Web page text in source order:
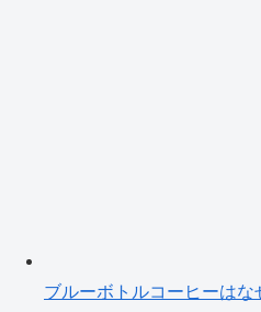
ブルーボトルコーヒーは